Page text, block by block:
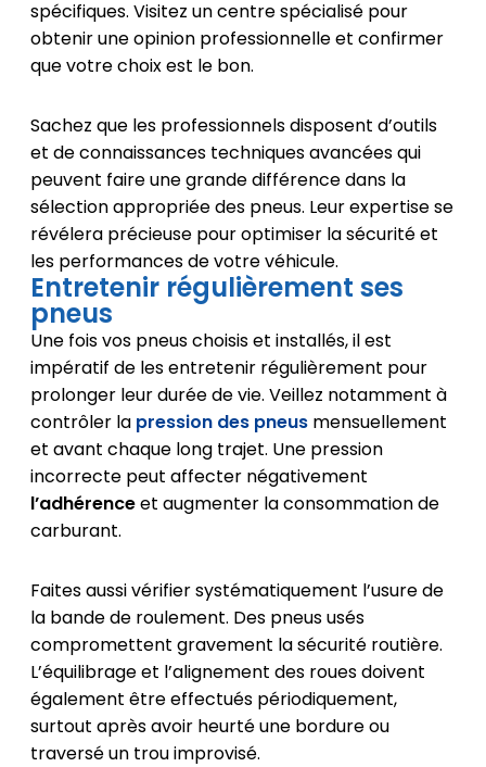
spécifiques. Visitez un centre spécialisé pour
obtenir une opinion professionnelle et confirmer
que votre choix est le bon.
Sachez que les professionnels disposent d’outils
et de connaissances techniques avancées qui
peuvent faire une grande différence dans la
sélection appropriée des pneus. Leur expertise se
révélera précieuse pour optimiser la sécurité et
les performances de votre véhicule.
Entretenir régulièrement ses
pneus
Une fois vos pneus choisis et installés, il est
impératif de les entretenir régulièrement pour
prolonger leur durée de vie. Veillez notamment à
contrôler la pression des pneusmensuellement
et avant chaque long trajet. Une pression
incorrecte peut affecter négativement
l’adhérenceet augmenter la consommation de
carburant.
Faites aussi vérifier systématiquement l’usure de
la bande de roulement. Des pneus usés
compromettent gravement la sécurité routière.
L’équilibrage et l’alignement des roues doivent
également être effectués périodiquement,
surtout après avoir heurté une bordure ou
traversé un trou improvisé.